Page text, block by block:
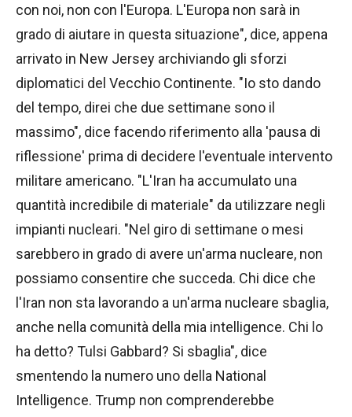
con noi, non con l'Europa. L'Europa non sarà in
grado di aiutare in questa situazione", dice, appena
arrivato in New Jersey archiviando gli sforzi
diplomatici del Vecchio Continente. "Io sto dando
del tempo, direi che due settimane sono il
massimo", dice facendo riferimento alla 'pausa di
riflessione' prima di decidere l'eventuale intervento
militare americano. "L'Iran ha accumulato una
quantità incredibile di materiale" da utilizzare negli
impianti nucleari. "Nel giro di settimane o mesi
sarebbero in grado di avere un'arma nucleare, non
possiamo consentire che succeda. Chi dice che
l'Iran non sta lavorando a un'arma nucleare sbaglia,
anche nella comunità della mia intelligence. Chi lo
ha detto? Tulsi Gabbard? Si sbaglia", dice
smentendo la numero uno della National
Intelligence. Trump non comprenderebbe